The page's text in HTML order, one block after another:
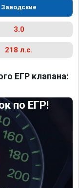
Заводские
3.0
218 л.с.
ЕГР клапана:
по ЕГР!